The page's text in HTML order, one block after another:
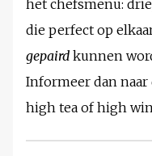
het chefsmenu:
die perfect op
gepaird kunnen
Informeer dan
high tea of high